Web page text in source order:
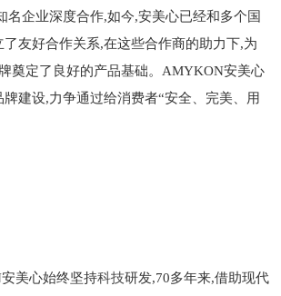
名企业深度合作,如今,安美心已经和多个国
了友好合作关系,在这些合作商的助力下,为
奠定了良好的产品基础。AMYKON安美心
建设,力争通过给消费者“安全、完美、用
美心始终坚持科技研发,70多年来,借助现代